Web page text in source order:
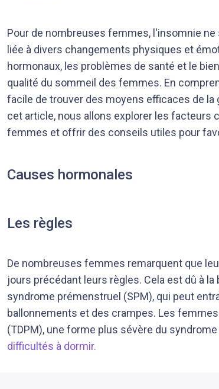
Pour de nombreuses femmes, l'insomnie
liée à divers changements physiques et
hormonaux, les problèmes de santé et le
qualité du sommeil des femmes. En
facile de trouver des moyens efficaces de la
cet article, nous allons explorer les
femmes et offrir des conseils utiles pour
Causes hormonales
Les règles
De nombreuses femmes remarquent que
jours précédant leurs règles. Cela est dû à
syndrome prémenstruel (SPM), qui peut
ballonnements et des crampes. Les
(TDPM), une forme plus sévère du
difficultés à dormir.